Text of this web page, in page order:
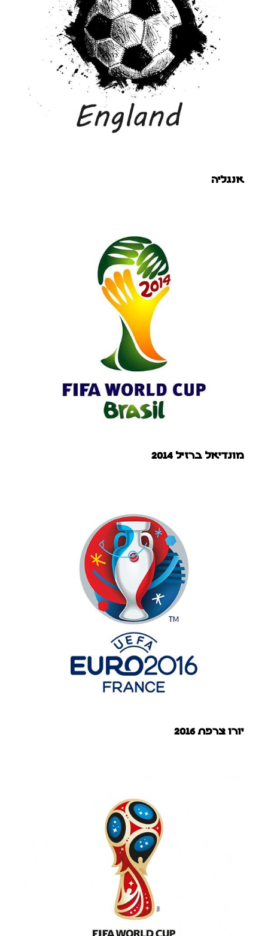
אנגליה
מונדיאל ברזיל 2014
יורו צרפת 2016